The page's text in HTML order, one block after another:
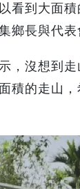
看到大面
鄉長與代
，沒想到
積的走山